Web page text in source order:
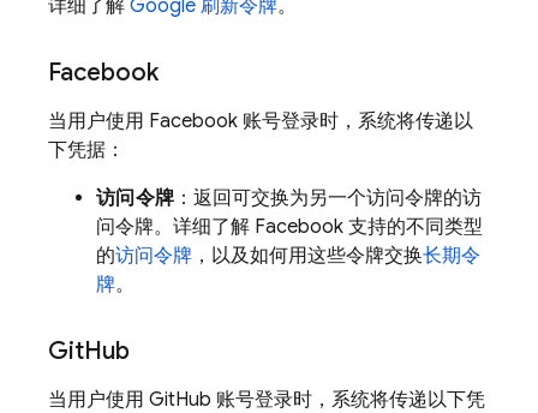
详细了解 Google 刷新令牌。
Facebook
当用户使用 Facebook 账号登录时，系统将传递以
下凭据：
访问令牌 ：返回可交换为另一个访问令牌的访
问令牌。详细了解 Facebook 支持的不同类型
的访问令牌 ，以及如何用这些令牌交换长期令
牌。
GitHub
当用户使用 GitHub 账号登录时，系统将传递以下凭